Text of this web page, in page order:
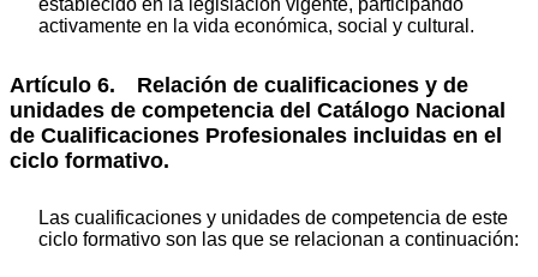
establecido en la legislación vigente, participando
activamente en la vida económica, social y cultural.
Artículo 6. Relación de cualificaciones y de
unidades de competencia del Catálogo Nacional
de Cualificaciones Profesionales incluidas en el
ciclo formativo.
Las cualificaciones y unidades de competencia de este
ciclo formativo son las que se relacionan a continuación: